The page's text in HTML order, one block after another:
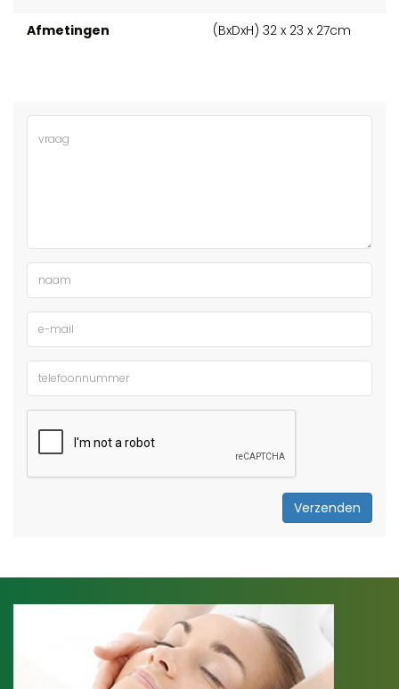
Afmetingen
(BxDxH) 32 x 23 x 27cm
Verzenden